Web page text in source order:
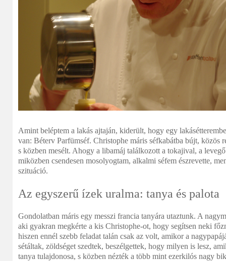
Amint beléptem a lakás ajtaján, kiderült, hogy egy
van: Béterv Parfümséf. Christophe máris séfkabátba bújt, közös
s közben mesélt. Ahogy a libamáj találkozott a tokajival, a
miközben csendesen mosolyogtam, alkalmi séfem észrevette,
szituáció.
Az egyszerű ízek uralma: tanya és palota
Gondolatban máris egy messzi francia tanyára utaztunk. A
aki gyakran megkérte a kis Christophe-ot, hogy segítsen neki
hiszen ennél szebb feladat talán csak az volt, amikor a
sétáltak, zöldséget szedtek, beszélgettek, hogy milyen is lesz,
tanya tulajdonosa, s közben nézték a több mint ezerkilós nagy